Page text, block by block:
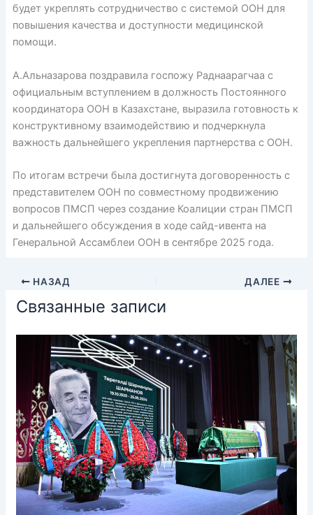
будет укреплять сотрудничество с системой ООН для
повышения качества и доступности медицинской
помощи.
А.Альназарова поздравила госпожу Раднаарагчаа с
официальным вступлением в должность Постоянного
координатора ООН в Казахстане, выразила готовность к
конструктивному взаимодействию и подчеркнула
важность дальнейшего укрепления партнерства с ООН.
По итогам встречи была достигнута договоренность с
представителем ООН по совместному продвижению
вопросов ПМСП через создание Коалиции стран ПМСП
и дальнейшего обсуждения в ходе сайд-ивента на
Генеральной Ассамблеи ООН в сентябре 2025 года.
НАЗАД ДАЛЕЕ
Связанные записи